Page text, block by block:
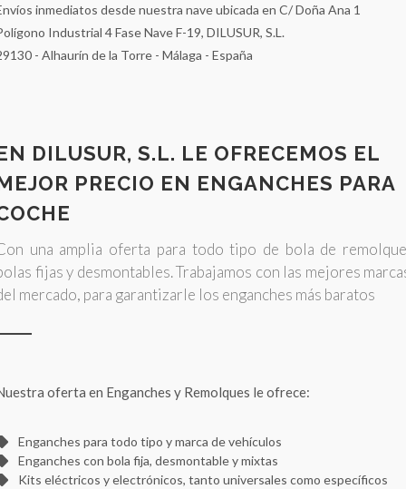
inmediatos desde nuestra nave ubicada en C/ Doña Ana 1
Industrial 4 Fase Nave F-19, DILUSUR, S.L.
- Alhaurín de la Torre - Málaga - España
DILUSUR, S.L. LE OFRECEMOS EL
PRECIO EN ENGANCHES PARA
una amplia oferta para todo tipo de bola de
fijas y desmontables. Trabajamos con las mejores
mercado, para garantizarle los enganches más baratos
oferta en Enganches y Remolques le ofrece:
Enganches para todo tipo y marca de vehículos
Enganches con bola fija, desmontable y mixtas
Kits eléctricos y electrónicos, tanto universales como específicos